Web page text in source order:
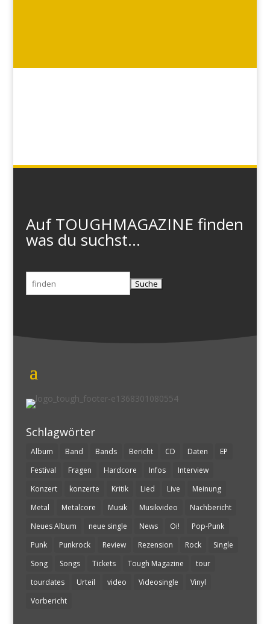
Auf TOUGHMAGAZINE finden
was du suchst...
Suchen
nach:
Schlagwörter
Album Band Bands Bericht CD Daten
EP
Festival
Fragen Hardcore Infos
Interview
Konzert
konzerte Kritik Lied Live
Meinung
Metal
Metalcore Musik Musikvideo
Nachbericht
Neues Album
neue single News Oi!
Pop-Punk
Punk
Punkrock Review Rezension Rock
Single
Song
Songs Tickets Tough Magazine
tour
tourdates
Urteil video Videosingle
Vinyl
Vorbericht